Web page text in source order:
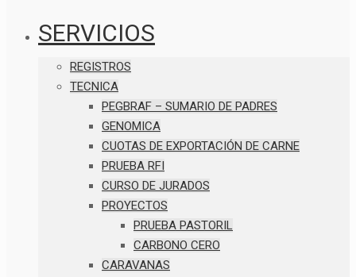
SERVICIOS
REGISTROS
TECNICA
PEGBRAF – SUMARIO DE PADRES
GENOMICA
CUOTAS DE EXPORTACIÓN DE CARNE
PRUEBA RFI
CURSO DE JURADOS
PROYECTOS
PRUEBA PASTORIL
CARBONO CERO
CARAVANAS